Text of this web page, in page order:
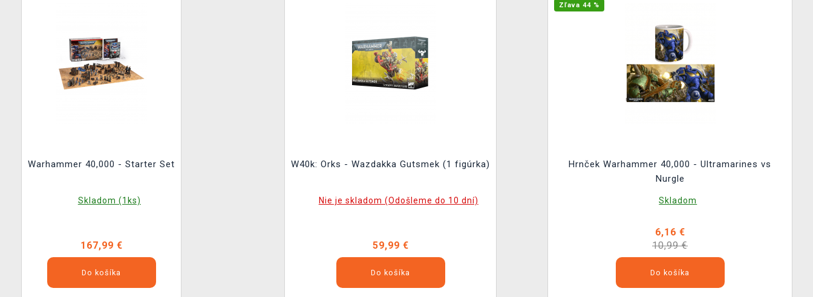
Warhammer 40,000 - Starter Set
Skladom (1ks)
167,99 €
Do košíka
W40k: Orks - Wazdakka Gutsmek (1 figúrka)
Nie je skladom (Odošleme do 10 dní)
59,99 €
Do košíka
Zľava 44 %
Hrnček Warhammer 40,000 - Ultramarines vs
Nurgle
Skladom
6,16 €
10,99 €
Do košíka